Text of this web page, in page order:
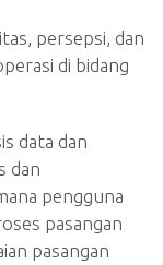
persepsi, dan
di bidang
data dan
dan
pengguna
pasangan
pasangan